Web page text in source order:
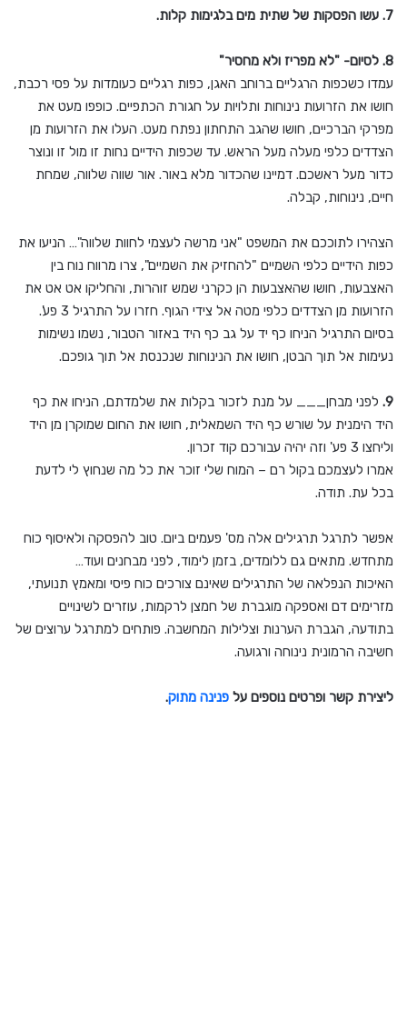
7. עשו הפסקות של שתית מים בלגימות קלות.
8. לסיום- "לא מפריז ולא מחסיר"
עמדו כשכפות הרגליים ברוחב האגן, כפות רגליים כעומדות על פסי רכבת,
חושו את הזרועות נינוחות ותלויות על חגורת הכתפיים. כופפו מעט את
מפרקי הברכיים, חושו שהגב התחתון נפתח מעט. העלו את הזרועות מן
הצדדים כלפי מעלה מעל הראש. עד שכפות הידיים נחות זו מול זו ונוצר
כדור מעל ראשכם. דמיינו שהכדור מלא באור. אור שווה שלווה, שמחת
חיים, נינוחות, קבלה.
הצהירו לתוככם את המשפט "אני מרשה לעצמי לחוות שלווה"… הניעו את
כפות הידיים כלפי השמיים "להחזיק את השמיים", צרו מרווח נוח בין
האצבעות, חושו שהאצבעות הן כקרני שמש זוהרות, והחליקו אט אט את
הזרועות מן הצדדים כלפי מטה אל צידי הגוף. חזרו על התרגיל 3 פע'.
בסיום התרגיל הניחו כף יד על גב כף היד באזור הטבור, נשמו נשימות
נעימות אל תוך הבטן, חושו את הנינוחות שנכנסת אל תוך גופכם.
9. לפני מבחן___ על מנת לזכור בקלות את שלמדתם, הניחו את כף
היד הימנית על שורש כף היד השמאלית, חושו את החום שמוקרן מן היד
וליחצו 3 פע' וזה יהיה עבורכם קוד זכרון.
אמרו לעצמכם בקול רם – המוח שלי זוכר את כל מה שנחוץ לי לדעת
בכל עת. תודה.
אפשר לתרגל תרגילים אלה מס' פעמים ביום. טוב להפסקה ולאיסוף כוח
מתחדש. מתאים גם ללומדים, בזמן לימוד, לפני מבחנים ועוד…
האיכות הנפלאה של התרגילים שאינם צורכים כוח פיסי ומאמץ תנועתי,
מזרימים דם ואספקה מוגברת של חמצן לרקמות, עוזרים לשינויים
בתודעה, הגברת הערנות וצלילות המחשבה. פותחים למתרגל ערוצים של
חשיבה הרמונית נינוחה ורגועה.
ליצירת קשר ופרטים נוספים על פנינה מתוק.